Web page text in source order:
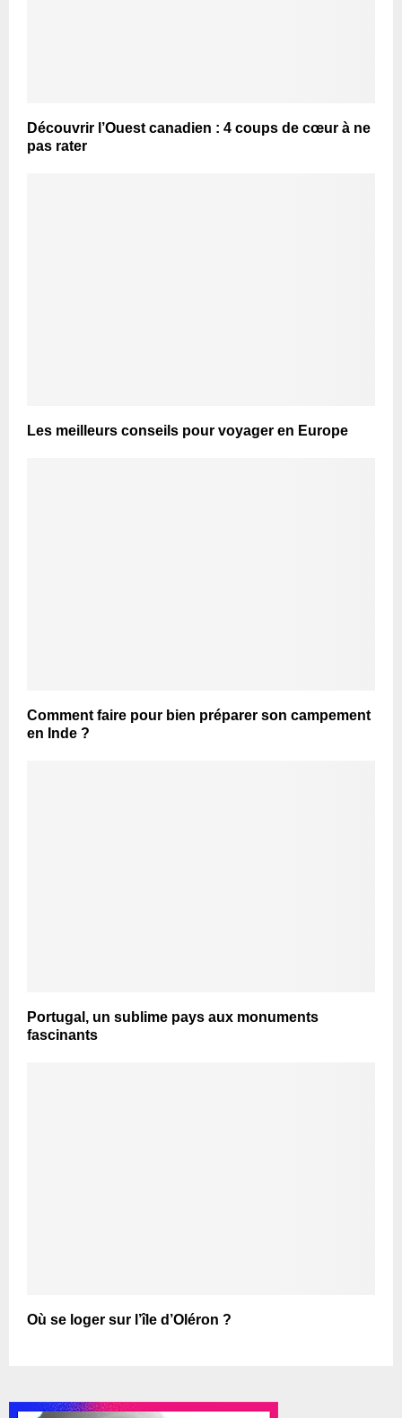
Découvrir l’Ouest canadien : 4 coups de cœur à ne
pas rater
Les meilleurs conseils pour voyager en Europe
Comment faire pour bien préparer son campement
en Inde ?
Portugal, un sublime pays aux monuments
fascinants
Où se loger sur l’île d’Oléron ?